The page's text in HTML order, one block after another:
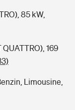
85 kW,
169
Limousine,